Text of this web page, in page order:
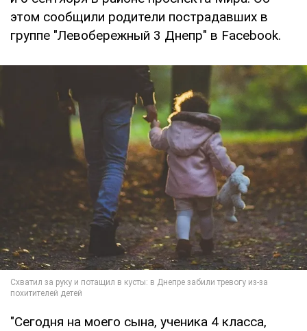
этом сообщили родители пострадавших в
группе "Левобережный 3 Днепр" в Facebook.
"Сегодня на моего сына, ученика 4 класса,